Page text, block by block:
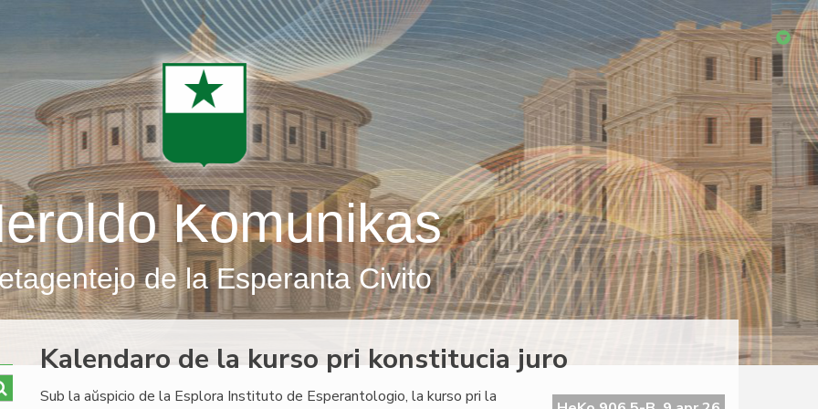
Komunikas
de la Esperanta Civito
Kalendaro de la kurso pri konstitucia juro
Sub la aŭspicio de la Esplora Instituto de Esperantologio, la kurso pri la